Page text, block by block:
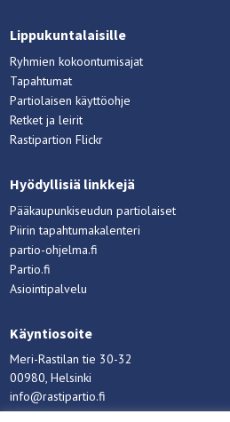
Lippukuntalaisille
Ryhmien kokoontumisajat
Tapahtumat
Partiolaisen käyttöohje
Retket ja leirit
Rastipartion Flickr
Hyödyllisiä linkkejä
Pääkaupunkiseudun partiolaiset
Piirin tapahtumakalenteri
partio-ohjelma.fi
Partio.fi
Asiointipalvelu
Käyntiosoite
Meri-Rastilan tie 30-32
00980, Helsinki
info@rastipartio.fi